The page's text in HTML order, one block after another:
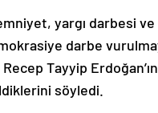
yargı darbesi
darbe
Tayyip
söyledi.